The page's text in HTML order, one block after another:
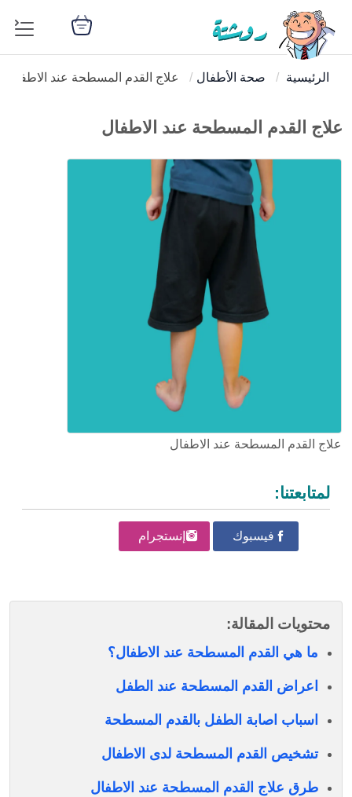
الرئيسية صحة الأطفال علاج القدم المسطحة عند الاطفال
علاج القدم المسطحة عند الاطفال
علاج القدم المسطحة عند الاطفال
لمتابعتنا:
فيسبوك إنستجرام
محتويات المقالة:
ما هي القدم المسطحة عند الاطفال؟
اعراض القدم المسطحة عند الطفل
اسباب اصابة الطفل بالقدم المسطحة
تشخيص القدم المسطحة لدى الاطفال
طرق علاج القدم المسطحة عند الاطفال